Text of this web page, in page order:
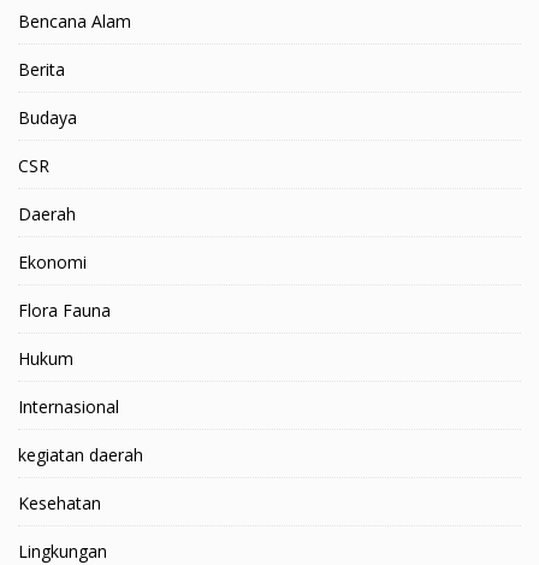
Bencana Alam
Berita
Budaya
CSR
Daerah
Ekonomi
Flora Fauna
Hukum
Internasional
kegiatan daerah
Kesehatan
Lingkungan